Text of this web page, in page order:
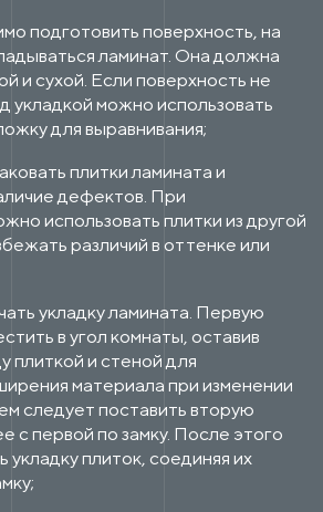
подготовить поверхность, на
ламинат. Она должна
и сухой. Если поверхность не
укладкой можно использовать
для выравнивания;
плитки ламината и
дефектов. При
использовать плитки из другой
различий в оттенке или
укладку ламината. Первую
в угол комнаты, оставив
и стеной для
материала при изменении
следует поставить вторую
с первой по замку. После этого
плиток, соединяя их